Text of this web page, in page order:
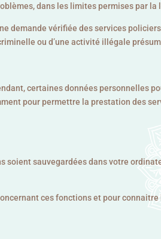
dans les limites permises par la
demande vérifiée des services
ou d’une activité illégale
certaines données personnelles
pour permettre la prestation des
sauvegardées dans votre
ces fonctions et pour